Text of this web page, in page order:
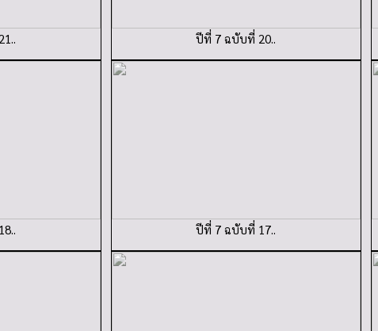
ปีที่ 7 ฉบับที่ 20..
ปีที่ 7 ฉบับที่ 17..